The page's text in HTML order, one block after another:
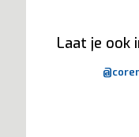
Laat je ook